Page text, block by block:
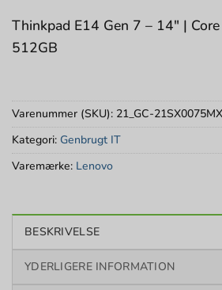
Thinkpad E14 Gen 7 – 14″ |
512GB
Varenummer (SKU): 21_GC-21SX0075MX
Kategori: Genbrugt IT
Varemærke: Lenovo
BESKRIVELSE
YDERLIGERE INFORMATION